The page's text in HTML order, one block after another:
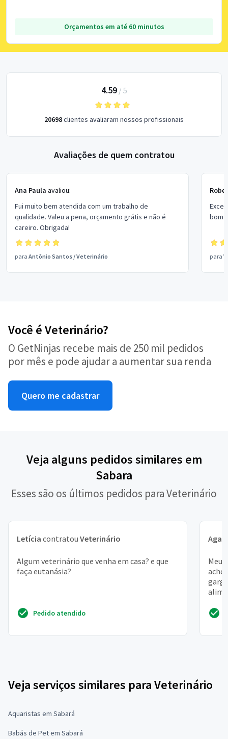
Orçamentos em até 60 minutos
4.59/ 5
20698clientes avaliaram nossos profissionais
Avaliações de quem contratou
Ana Paula avaliou:
Fui muito bem atendida com um trabalho de
qualidade. Valeu a pena, orçamento grátis e não é
careiro. Obrigada!
para Antônio Santos /Veterinário
bom
para
Você é Veterinário?
O GetNinjas recebe mais de 250 mil pedidos
por mês e pode ajudar a aumentar sua renda
Quero me cadastrar
Veja alguns pedidos similares em
Sabara
Esses são os últimos pedidos para Veterinário
Letícia contratou Veterinário
Algum veterinário que venha em casa? e que
faça eutanásia?
Pedido atendido
Meu
acho
Veja serviços similares para Veterinário
Aquaristas em Sabará
Babás de Pet em Sabará